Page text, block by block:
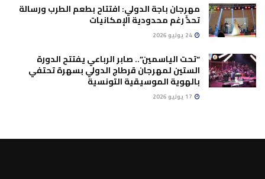
مهرجان باجة الدولي: افتتاح بطعم الطرب ورسالة
تحدٍّ رغم محدودية الإمكانيات
“تحت الياسمين”.. صابر الرباعي يفتتح الدورة
الستين لمهرجان قرطاج الدولي بسهرة تحتفي
بالهوية الموسيقية التونسية